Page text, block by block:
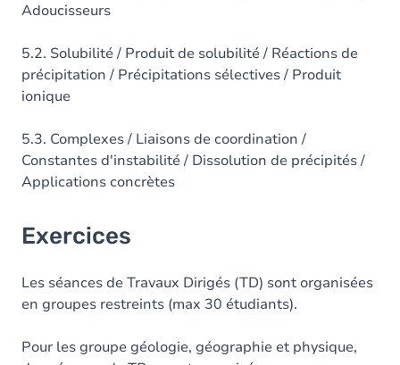
Adoucisseurs
5.2. Solubilité / Produit de solubilité / Réactions de
précipitation / Précipitations sélectives / Produit
ionique
5.3. Complexes / Liaisons de coordination /
Constantes d'instabilité / Dissolution de précipités /
Applications concrètes
Exercices
Les séances de Travaux Dirigés (TD) sont organisées
en groupes restreints (max 30 étudiants).
Pour les groupe géologie, géographie et physique,